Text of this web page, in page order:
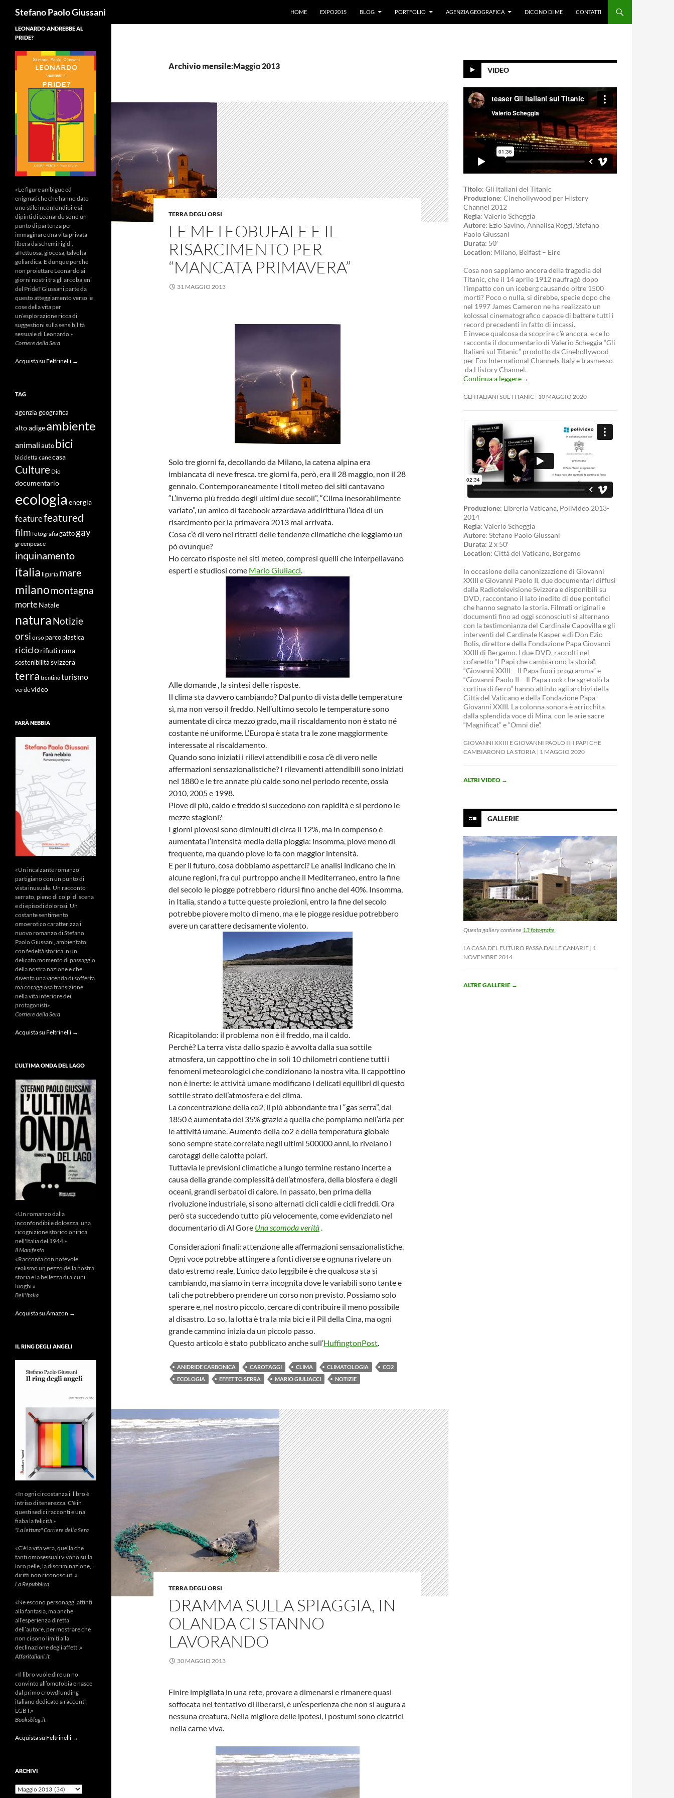
Stefano Paolo Giussani
HOME
EXPO2015 BLOG PORTFOLIO AGENZIA GEOGRAFICA DICONO DI ME CONTATTI
Archivio mensile:Maggio 2013
TERRA DEGLI ORSI
LE METEOBUFALE E IL
RISARCIMENTO PER
“MANCATA PRIMAVERA”
31 MAGGIO 2013
Solo tre giorni fa, decollando da Milano, la catena alpina era
imbiancata di neve fresca. tre giorni fa, però, era il 28 maggio, non il 28
gennaio. Contemporaneamente i titoli meteo dei siti cantavano
“L’inverno più freddo degli ultimi due secoli”, “Clima inesorabilmente
variato”, un amico di facebook azzardava addirittura l’idea di un
risarcimento per la primavera 2013 mai arrivata.
Cosa c’è di vero nei ritratti delle tendenze climatiche che leggiamo un
pò ovunque?
Ho cercato risposte nei siti meteo, compresi quelli che interpellavano
esperti e studiosi come Mario Giuliacci.
Alle domande , la sintesi delle risposte.
Il clima sta davvero cambiando? Dal punto di vista delle temperature
sì, ma non verso il freddo. Nell’ultimo secolo le temperature sono
aumentate di circa mezzo grado, ma il riscaldamento non è stato né
costante né uniforme. L’Europa è stata tra le zone maggiormente
interessate al riscaldamento.
Quando sono iniziati i rilievi attendibili e cosa c’è di vero nelle
affermazioni sensazionalistiche? I rilevamenti attendibili sono iniziati
nel 1880 e le tre annate più calde sono nel periodo recente, ossia
2010, 2005 e 1998.
Piove di più, caldo e freddo si succedono con rapidità e si perdono le
mezze stagioni?
I giorni piovosi sono diminuiti di circa il 12%, ma in compenso è
aumentata l’intensità media della pioggia: insomma, piove meno di
frequente, ma quando piove lo fa con maggior intensità.
E per il futuro, cosa dobbiamo aspettarci? Le analisi indicano che in
alcune regioni, fra cui purtroppo anche il Mediterraneo, entro la fine
del secolo le piogge potrebbero ridursi fino anche del 40%. Insomma,
in Italia, stando a tutte queste proiezioni, entro la fine del secolo
potrebbe piovere molto di meno, ma e le piogge residue potrebbero
avere un carattere decisamente violento.
Ricapitolando: il problema non è il freddo, ma il caldo.
Perchè? La terra vista dallo spazio è avvolta dalla sua sottile
atmosfera, un cappottino che in soli 10 chilometri contiene tutti i
fenomeni meteorologici che condizionano la nostra vita. Il cappottino
non è inerte: le attività umane modificano i delicati equilibri di questo
sottile strato dell’atmosfera e del clima.
La concentrazione della co2, il più abbondante tra i “gas serra”, dal
1850 è aumentata del 35% grazie a quella che pompiamo nell’aria per
le attività umane. Aumento della co2 e della temperatura globale
sono sempre state correlate negli ultimi 500000 anni, lo rivelano i
carotaggi delle calotte polari.
Tuttavia le previsioni climatiche a lungo termine restano incerte a
causa della grande complessità dell’atmosfera, della biosfera e degli
oceani, grandi serbatoi di calore. In passato, ben prima della
rivoluzione industriale, si sono alternati cicli caldi e cicli freddi. Ora
però sta succedendo tutto più velocemente, come evidenziato nel
documentario di Al Gore Una scomoda verità.
Considerazioni finali: attenzione alle affermazioni sensazionalistiche.
Ogni voce potrebbe attingere a fonti diverse e ognuna rivelare un
dato estremo reale. L’unico dato leggibile è che qualcosa sta sì
cambiando, ma siamo in terra incognita dove le variabili sono tante e
tali che potrebbero prendere un corso non previsto. Possiamo solo
sperare e, nel nostro piccolo, cercare di contribuire il meno possibile
al disastro. Lo so, la lotta è tra la mia bici e il Pil della Cina, ma ogni
grande cammino inizia da un piccolo passo.
Questo articolo è stato pubblicato anche sull’HuffingtonPost.
ANIDRIDE CARBONICA CAROTAGGI CLIMA CLIMATOLOGIA
CO2
ECOLOGIA
EFFETTO SERRA MARIO GIULIACCI NOTIZIE
TERRA DEGLI ORSI
DRAMMA SULLA SPIAGGIA, IN
OLANDA CI STANNO
LAVORANDO
30 MAGGIO 2013
Finire impigliata in una rete, provare a dimenarsi e rimanere quasi
soffocata nel tentativo di liberarsi, è un’esperienza che non si augura a
nessuna creatura. Nella migliore delle ipotesi, i postumi sono cicatrici
nella carne viva.
VIDEO
Titolo: Gli italiani del Titanic
Produzione: Cinehollywood per History
Channel 2012
Regia: Valerio Scheggia
Autore: Ezio Savino, Annalisa Reggi, Stefano
Paolo Giussani
Durata: 50′
Location: Milano, Belfast – Eire
Cosa non sappiamo ancora della tragedia del
Titanic, che il 14 aprile 1912 naufragò dopo
l’impatto con un iceberg causando oltre 1500
morti? Poco o nulla, si direbbe, specie dopo che
nel 1997 James Cameron ne ha realizzato un
kolossal cinematografico capace di battere tutti i
record precedenti in fatto di incassi.
E invece qualcosa da scoprire c’è ancora, e ce lo
racconta il documentario di Valerio Scheggia “Gli
Italiani sul Titanic” prodotto da Cinehollywood
per Fox International Channels Italy e trasmesso
da History Channel.
Continua a leggere→
GLI ITALIANI SUL TITANIC 10 MAGGIO 2020
Produzione: Libreria Vaticana, Polivideo 2013-
2014
Regia: Valerio Scheggia
Autore: Stefano Paolo Giussani
Durata: 2 x 50′
Location: Città del Vaticano, Bergamo
In occasione della canonizzazione di Giovanni
XXIII e Giovanni Paolo II, due documentari diffusi
dalla Radiotelevisione Svizzera e disponibili su
DVD, raccontano il lato inedito di due pontefici
che hanno segnato la storia. Filmati originali e
documenti fino ad oggi sconosciuti si alternano
con la testimonianza del Cardinale Capovilla e gli
interventi del Cardinale Kasper e di Don Ezio
Bolis, direttore della Fondazione Papa Giovanni
XXIII di Bergamo. I due DVD, raccolti nel
cofanetto “I Papi che cambiarono la storia”,
“Giovanni XXIII – Il Papa fuori programma” e
“Giovanni Paolo II – Il Papa rock che sgretolò la
cortina di ferro” hanno attinto agli archivi della
Città del Vaticano e della Fondazione Papa
Giovanni XXIII. La colonna sonora è arricchita
dalla splendida voce di Mina, con le arie sacre
“Magnificat” e “Omni die”.
GIOVANNI XXIII E GIOVANNI PAOLO II: I PAPI CHE
CAMBIARONO LA STORIA 1 MAGGIO 2020
ALTRI VIDEO →
GALLERIE
Questa gallery contiene 13 fotografie.
LA CASA DEL FUTURO PASSA DALLE CANARIE 1
NOVEMBRE 2014
ALTRE GALLERIE →
LEONARDO ANDREBBE AL
PRIDE?
«Le figure ambigue ed
enigmatiche che hanno dato
uno stile inconfondibile ai
dipinti di Leonardo sono un
punto di partenza per
immaginare una vita privata
libera da schemi rigidi,
affettuosa, giocosa, talvolta
goliardica. E dunque perché
non proiettare Leonardo ai
giorni nostri tra gli arcobaleni
del Pride? Giussani parte da
questo atteggiamento verso le
cose della vita per
un’esplorazione ricca di
suggestioni sulla sensibilità
sessuale di Leonardo.»
Corriere della Sera
Acquista su Feltrinelli →
TAG
agenzia geografica
alto adigeambiente
animali auto bici
bicicletta canecasa
Culture Dio
documentario
ecologia energia
featurefeatured
film fotografiagatto gay
greenpeace
inquinamento
italia liguria mare
milanomontagna
morteNatale
naturaNotizie
orsi orso parco plastica
riciclorifiuti roma
sostenibilità svizzera
terra trentinoturismo
verdevideo
FARÀ NEBBIA
«Un incalzante romanzo
partigiano con un punto di
vista inusuale. Un racconto
serrato, pieno di colpi di scena
e di episodi dolorosi. Un
costante sentimento
omoerotico caratterizza il
nuovo romanzo di Stefano
Paolo Giussani, ambientato
con fedeltà storica in un
delicato momento di passaggio
della nostra nazione e che
diventa una vicenda di sofferta
ma coraggiosa transizione
nella vita interiore dei
protagonisti».
Corriere della Sera
Acquista su Feltrinelli →
L’ULTIMA ONDA DEL LAGO
«Un romanzo dalla
inconfondibile dolcezza, una
ricognizione storico onirica
nell'Italia del 1944.»
Il Manifesto
«Racconta con notevole
realismo un pezzo della nostra
storia e la bellezza di alcuni
luoghi.»
Bell'Italia
Acquista su Amazon →
IL RING DEGLI ANGELI
«In ogni circostanza il libro è
intriso di tenerezza. C'è in
questi sedici racconti e una
fiaba la felicità.»
"La lettura" Corriere della Sera
«C’è la vita vera, quella che
tanti omosessuali vivono sulla
loro pelle, la discriminazione, i
diritti non riconosciuti.»
La Repubblica
«Ne escono personaggi attinti
alla fantasia, ma anche
all’esperienza diretta
dell’autore, per mostrare che
non ci sono limiti alla
declinazione degli affetti.»
Affaritaliani.it
«Il libro vuole dire un no
convinto all’omofobia e nasce
dal primo crowdfunding
italiano dedicato a racconti
LGBT.»
Booksblog.it
Acquista su Feltrinelli →
ARCHIVI
Archivi